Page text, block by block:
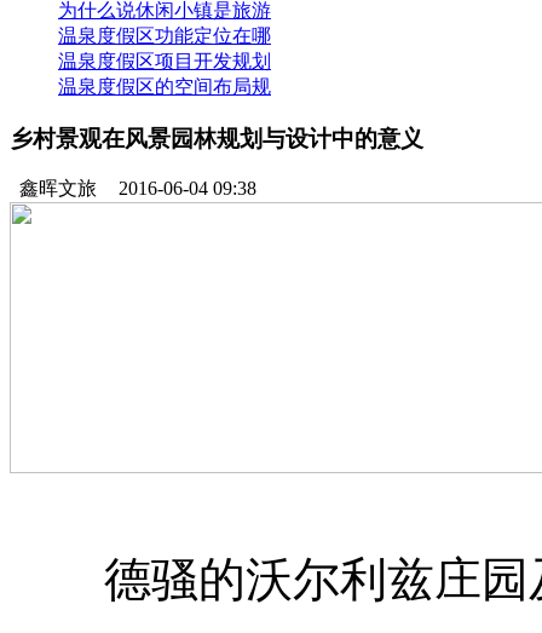
为什么说休闲小镇是旅游
温泉度假区功能定位在哪
温泉度假区项目开发规划
温泉度假区的空间布局规
乡村景观在风景园林规划与设计中的意义
鑫晖文旅 2016-06-04 09:38
德骚的沃尔利兹庄园